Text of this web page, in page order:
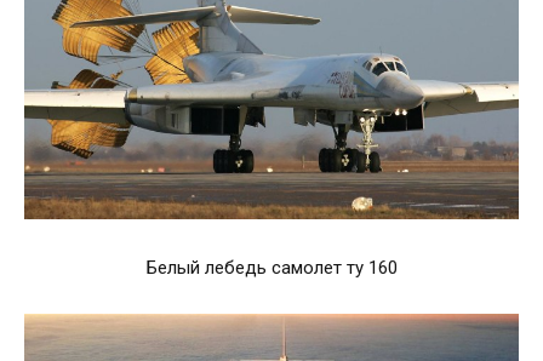
Белый лебедь самолет ту 160